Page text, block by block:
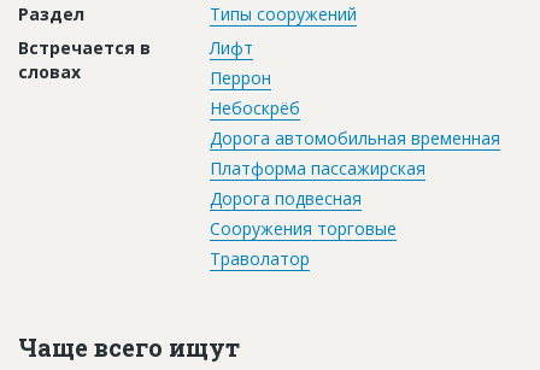
Правила работы
Контакты
Раздел
Типы сооружений
Встречается в
словах
Лифт
Перрон
Небоскрёб
Дорога автомобильная временная
Платформа пассажирская
Дорога подвесная
Сооружения торговые
Траволатор
Чаще всего ищут